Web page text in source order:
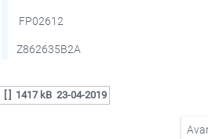
FP02612
Z862635B2A
[ ] 1417 kB 23-04-2019